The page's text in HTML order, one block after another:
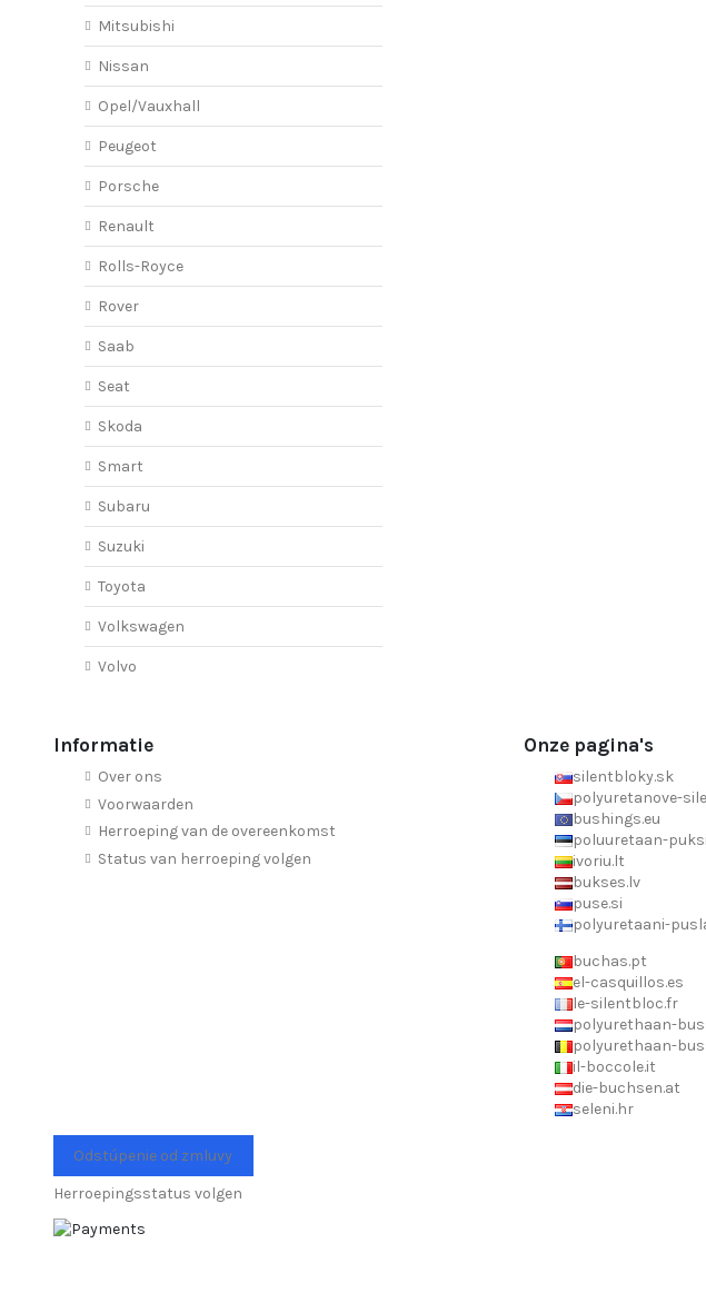
Mitsubishi
Nissan
Opel/Vauxhall
Peugeot
Porsche
Renault
Rolls-Royce
Rover
Saab
Seat
Skoda
Smart
Subaru
Suzuki
Toyota
Volkswagen
Volvo
Informatie
Over ons
Voorwaarden
Herroeping van de overeenkomst
Status van herroeping volgen
Onze pagina's
silentbloky.sk
polyuretanove-
bushings.eu
poluuretaan-
ivoriu.lt
bukses.lv
puse.si
polyuretaani-
buchas.pt
el-casquillos.es
le-silentbloc.fr
polyurethaan-
polyurethaan-
il-boccole.it
die-buchsen.at
seleni.hr
Odstúpenie od zmluvy
Herroepingsstatus volgen